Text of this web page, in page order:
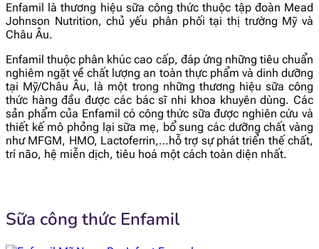
Enfamil là thương hiệu sữa công thức thuộc tập đoàn Mead
Johnson Nutrition, chủ yếu phân phối tại thị trường Mỹ và
Châu Âu.
Enfamil thuộc phân khúc cao cấp, đáp ứng những tiêu chuẩn
nghiêm ngặt về chất lượng an toàn thực phẩm và dinh dưỡng
tại Mỹ/Châu Âu, là một trong những thương hiệu sữa công
thức hàng đầu được các bác sĩ nhi khoa khuyên dùng. Các
sản phẩm của Enfamil có công thức sữa được nghiên cứu và
thiết kế mô phỏng lại sữa mẹ, bổ sung các dưỡng chất vàng
như MFGM, HMO, Lactoferrin,…hỗ trợ sự phát triển thế chất,
trí não, hệ miễn dịch, tiêu hoá một cách toàn diện nhất.
Sữa công thức Enfamil